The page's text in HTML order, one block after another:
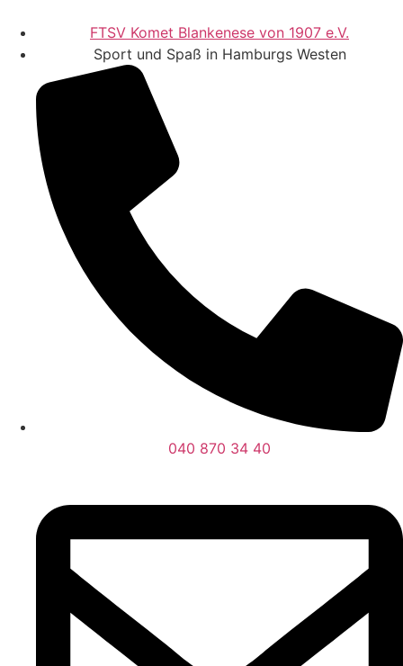
FTSV Komet Blankenese von 1907 e.V.
Sport und Spaß in Hamburgs Westen
040 870 34 40